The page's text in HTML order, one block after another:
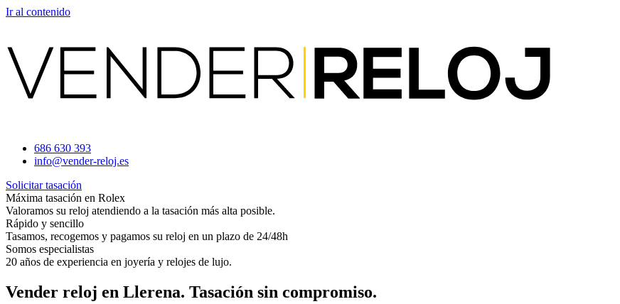
Ir al contenido
686 630 393
info@vender-reloj.es
Solicitar tasación
Máxima tasación en Rolex
Valoramos su reloj atendiendo a la tasación más alta posible.
Rápido y sencillo
Tasamos, recogemos y pagamos su reloj en un plazo de 24/48h
Somos especialistas
20 años de experiencia en joyería y relojes de lujo.
Vender reloj en Llerena. Tasación sin compromiso.